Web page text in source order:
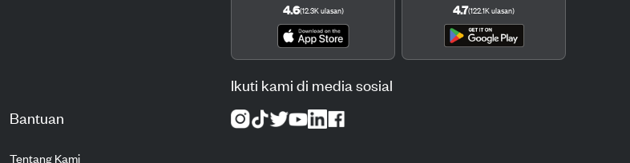
Bantuan
Tentang Kami
4.6(12.3Kulasan) 4.7(122.1Kulasan)
Ikuti kami di media sosial